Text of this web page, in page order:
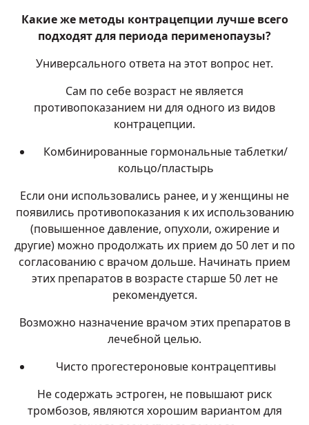
Какие же методы контрацепции лучше всего
подходят для периода перименопаузы?
Универсального ответа на этот вопрос нет.
Сам по себе возраст не является
противопоказанием ни для одного из видов
контрацепции.
Комбинированные гормональные таблетки/
кольцо/пластырь
Если они использовались ранее, и у женщины не
появились противопоказания к их использованию
(повышенное давление, опухоли, ожирение и
другие) можно продолжать их прием до 50 лет и по
согласованию с врачом дольше. Начинать прием
этих препаратов в возрасте старше 50 лет не
рекомендуется.
Возможно назначение врачом этих препаратов в
лечебной целью.
Чисто прогестероновые контрацептивы
Не содержать эстроген, не повышают риск
тромбозов, являются хорошим вариантом для